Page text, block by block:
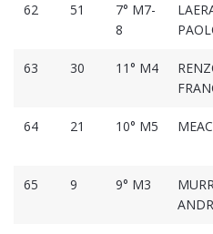
62 51
7° M7-
8
63 30 11° M4
64 21 10° M5
65 9 9° M3